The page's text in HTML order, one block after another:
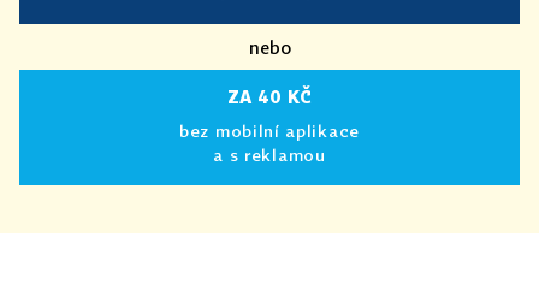
nebo
ZA 40 KČ
bez mobilní aplikace
a s reklamou